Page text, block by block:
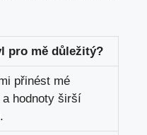
pro mě důležitý?
přinést mé
hodnoty širší